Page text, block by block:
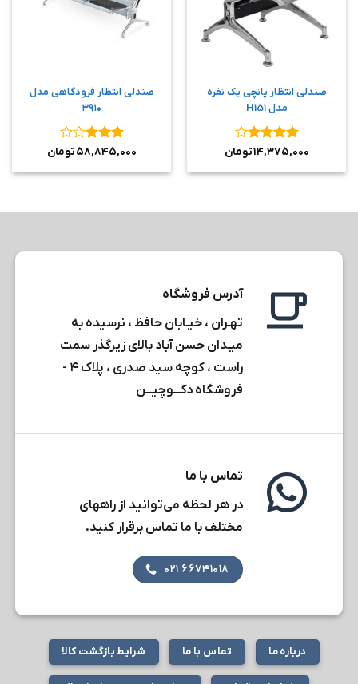
صندلی انتظار پانچی یک نفره
مدل H151
نمره۴
۱۴,۳۷۵,۰۰۰تومان
صندلی انتظار فرودگاهی مدل
۳۹۱۰
نمره۳
۵۸,۸۴۵,۰۰۰تومان
آدرس فروشگاه
تهـران ، خیـابان حافظ ، نرسیده به
میـدان حسن آباد بالای زیرگذر سمت
راست ، کوچه سید صدری ، پلاک ۴ -
فروشگاه دکـــوچیـــن
تماس با ما
در هر لحظه می‌توانید از راههای
مختلف با ما تماس برقرار کنید.
۶۶۷۴۱۰۱۸ ۰۲۱
درباره ما تماس با ما شرایط بازگشت کالا